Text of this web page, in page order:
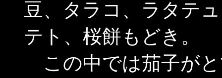
豆、タラコ、ラタテ
テト、桜餅もどき。
この中では茄子が